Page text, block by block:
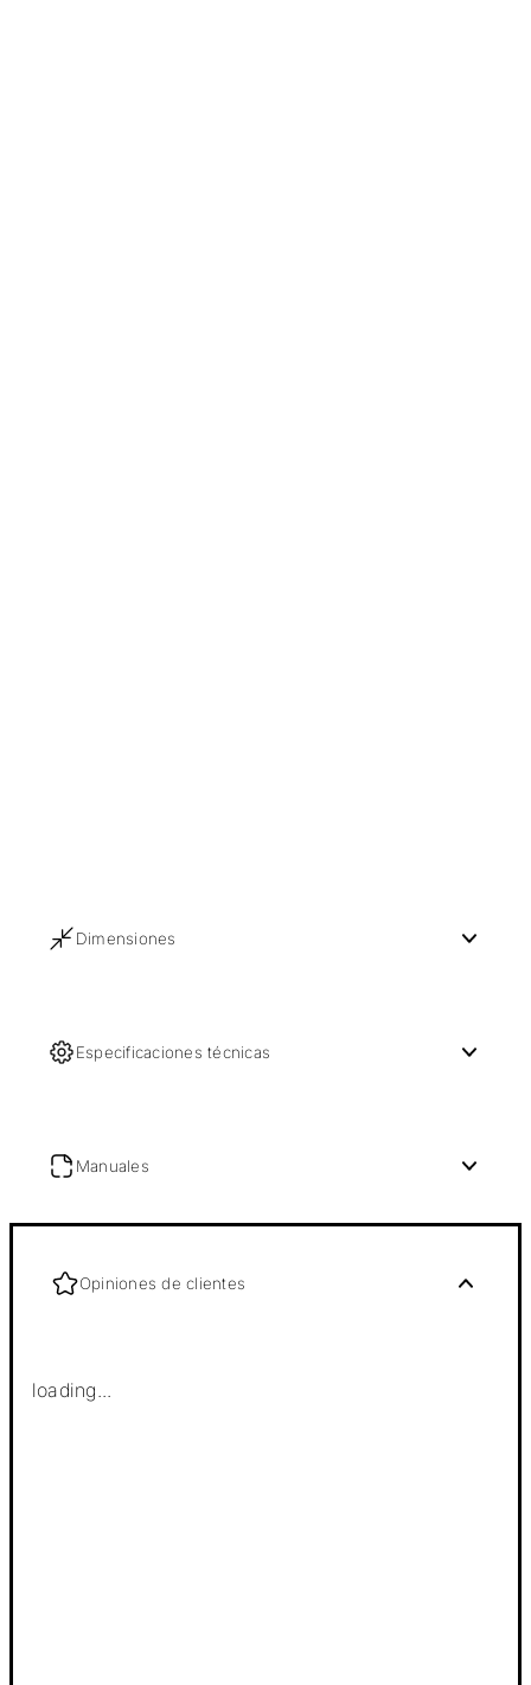
Dimensiones
Especificaciones técnicas
Manuales
Opiniones de clientes
loading...